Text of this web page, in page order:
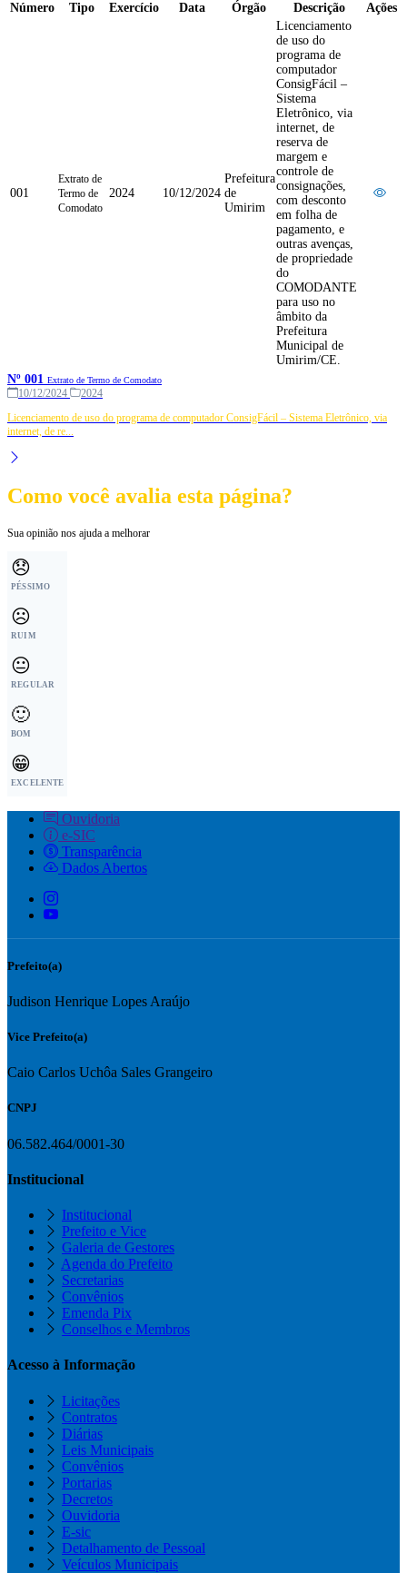
Número Tipo Exercício Data Órgão Descrição Ações
001
Extrato de
Termo de
Comodato
2024 10/12/2024
Prefeitura
de
Umirim
Licenciamento
de uso do
programa de
computador
ConsigFácil –
Sistema
Eletrônico, via
internet, de
reserva de
margem e
controle de
consignações,
com desconto
em folha de
pagamento, e
outras avenças,
de propriedade
do
COMODANTE
para uso no
âmbito da
Prefeitura
Municipal de
Umirim/CE.
Nº 001
Extrato de Termo de Comodato
10/12/2024
2024
Licenciamento de uso do programa de computador ConsigFácil – Sistema Eletrônico, via
internet, de re...
Como você avalia esta página?
Sua opinião nos ajuda a melhorar
😞
PÉSSIMO
☹️
RUIM
😐
REGULAR
🙂
BOM
😁
EXCELENTE
Ouvidoria
e-SIC
Transparência
Dados Abertos
Prefeito(a)
Judison Henrique Lopes Araújo
Vice Prefeito(a)
Caio Carlos Uchôa Sales Grangeiro
CNPJ
06.582.464/0001-30
Institucional
Institucional
Prefeito e Vice
Galeria de Gestores
Agenda do Prefeito
Secretarias
Convênios
Emenda Pix
Conselhos e Membros
Acesso à Informação
Licitações
Contratos
Diárias
Leis Municipais
Convênios
Portarias
Decretos
Ouvidoria
E-sic
Detalhamento de Pessoal
Veículos Municipais